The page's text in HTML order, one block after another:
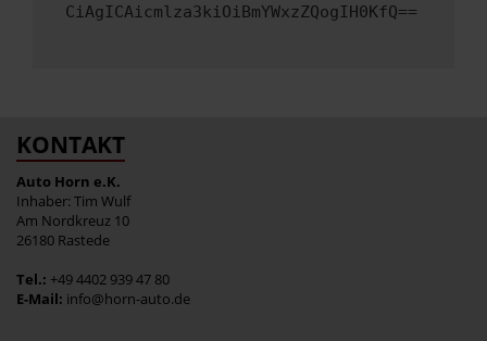
CiAgICAicmlza3kiOiBmYWxzZQogIH0KfQ==
KONTAKT
Auto Horn e.K.
Inhaber: Tim Wulf
Am Nordkreuz 10
26180 Rastede
Tel.: +49 4402 939 47 80
E-Mail: info@horn-auto.de